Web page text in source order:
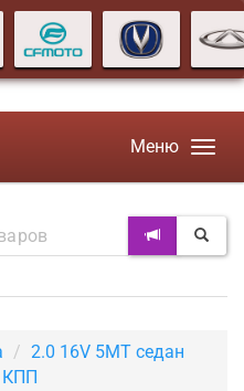
Меню
2.0 16V 5MT седан
КПП